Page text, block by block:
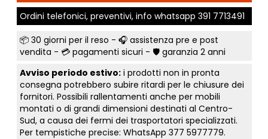
Ordini telefonici, preventivi, info whatsapp 391 7713491
📦 30 giorni per il reso - 🎧 assistenza pre e post
vendita - 💳 pagamenti sicuri - 🛡️ garanzia 2 anni
Avviso periodo estivo:i prodotti non in pronta
consegna potrebbero subire ritardi per le chiusure dei
fornitori. Possibili rallentamenti anche per mobili
montati o di grandi dimensioni destinati al Centro-
Sud, a causa dei fermi dei trasportatori specializzati.
Per tempistiche precise: WhatsApp 377 5977779.